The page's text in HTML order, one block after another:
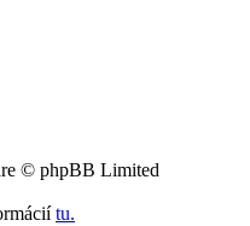
© phpBB Limited
tu.